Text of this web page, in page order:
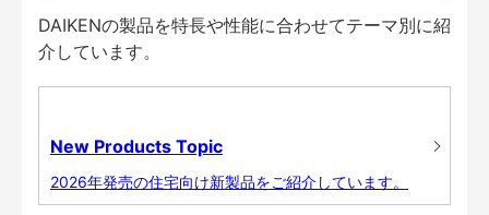
DAIKENの製品を特長や性能に合わせてテーマ別に紹
介しています。
New Products Topic
2026年発売の住宅向け新製品をご紹介しています。